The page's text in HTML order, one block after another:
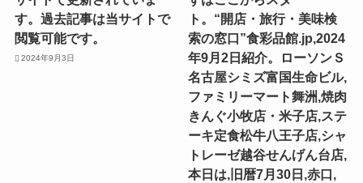
す。過去記事は当サイトで
閲覧可能です。
2024年9月3日
ト。“開店・旅行・美味検
索の窓口”食彩品館.jp,2024
年9月2日紹介。ローソンＳ
名古屋シミズ富国生命ビル,
ファミリーマート舞洲,焼肉
きんぐ小牧店・米子店,ステ
ーキ定食松牛八王子店,シャ
トレーゼ越谷せんげん台店,
本日は,旧暦7月30日,赤口,